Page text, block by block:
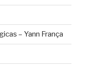
– Yann França